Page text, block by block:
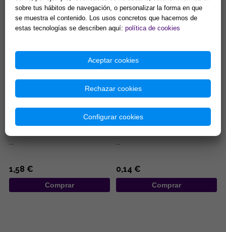
10,84 €
Comprar
7,40 €
Comprar
BOLSA ANTELINA CON
PENTACULO 8,5X6,5CM
...
1,58 €
Comprar
BOLSA DE ORGANZA ROJA
7X9CM
...
0,14 €
Comprar
sobre tus hábitos de navegación, o personalizar la forma en que
se muestra el contenido. Los usos concretos que hacemos de
estas tecnologías se describen aquí: política de cookies
Aceptar cookies
Rechazar cookies
Configurar cookies